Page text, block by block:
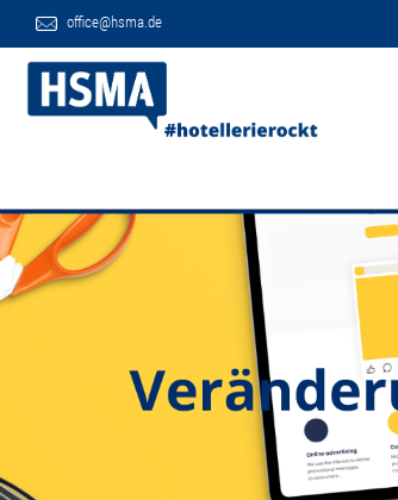
office@hsma.de